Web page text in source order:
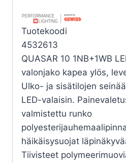
Tuotekoodi
4532613
QUASAR 10 1NB+1WB
valonjako kapea ylös,
Ulko- ja sisätilojen
LED-valaisin.
valmistettu runko
häikäisysuojat
Tiivisteet